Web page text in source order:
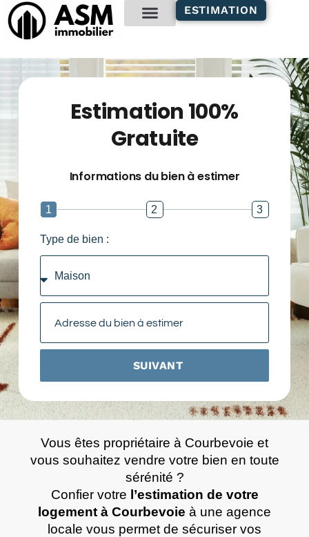
ESTIMATION
Estimation 100%
Gratuite
Informations du bien à estimer
1 2 3
Type de bien :
SUIVANT
Vous êtes propriétaire à Courbevoie et
vous souhaitez vendre votre bien en toute
sérénité ?
Confier votre l’estimation de votre
logement à Courbevoie à une agence
locale vous permet de sécuriser vos